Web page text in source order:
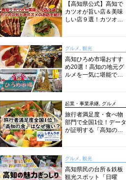
【高知県公式】高知で
カツオが旨い店＆美味
しい店９選！カツオの
グルメ, 観光
高知ひろめ市場おすす
め20選！高知の地元グ
ルメを一気に堪能でき
起業・事業承継, グルメ
旅行者満足度・食べ物
部門で全国1位！データ
が証明する「高知の
グルメ, 観光
高知県民の台所＆鉄板
観光スポット「日曜